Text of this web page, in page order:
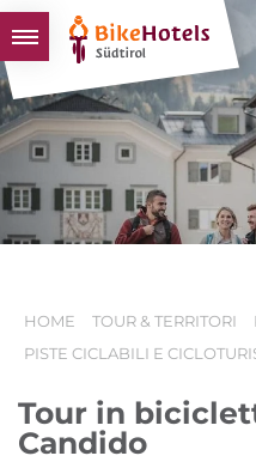
BIKEHOTELS
HOTELS &
TOUR &
L'ALTO ADIGE &
HOME TOUR & TERRITORI
PISTE CICLABILI E
Tour in
Candido